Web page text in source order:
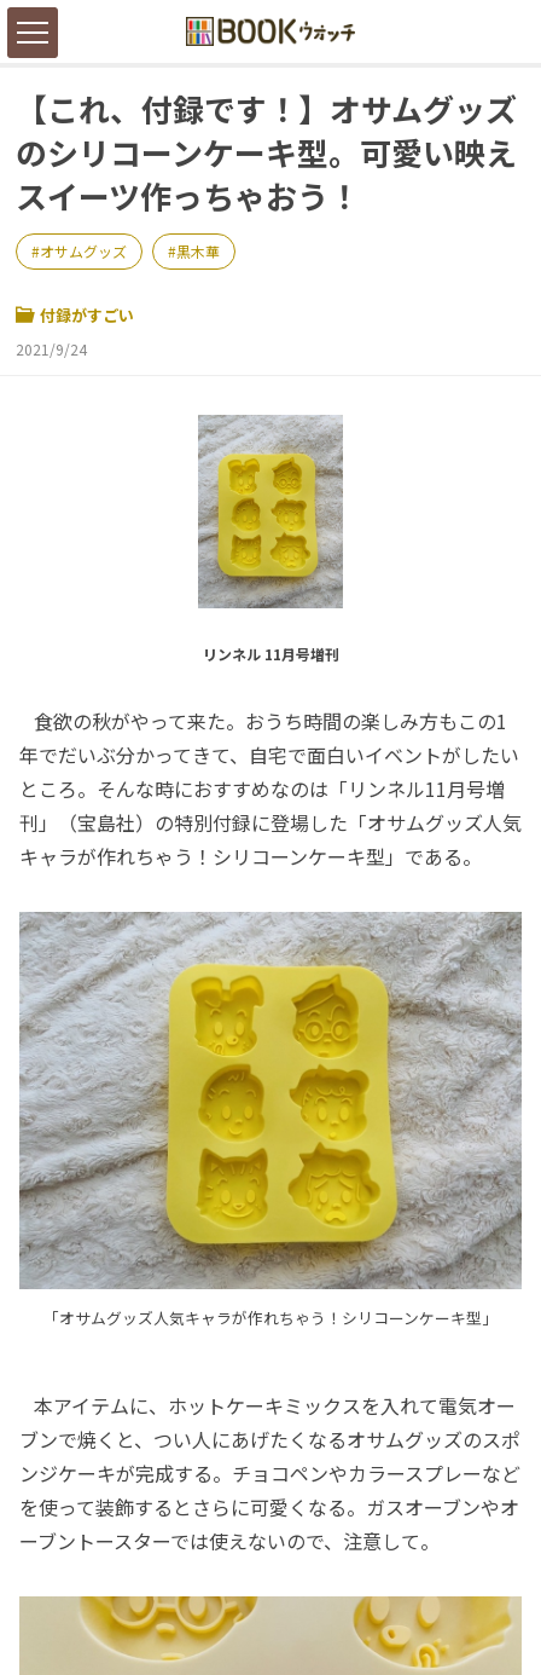
【これ、付録です！】オサムグッズ
のシリコーンケーキ型。可愛い映え
スイーツ作っちゃおう！
オサムグッズ 黒木華
付録がすごい
2021/9/24
リンネル 11月号増刊
食欲の秋がやって来た。おうち時間の楽しみ方もこの1
年でだいぶ分かってきて、自宅で面白いイベントがしたい
ところ。そんな時におすすめなのは「リンネル11月号増
刊」（宝島社）の特別付録に登場した「オサムグッズ人気
キャラが作れちゃう！シリコーンケーキ型」である。
「オサムグッズ人気キャラが作れちゃう！シリコーンケーキ型」
本アイテムに、ホットケーキミックスを入れて電気オー
ブンで焼くと、つい人にあげたくなるオサムグッズのスポ
ンジケーキが完成する。チョコペンやカラースプレーなど
を使って装飾するとさらに可愛くなる。ガスオーブンやオ
ーブントースターでは使えないので、注意して。